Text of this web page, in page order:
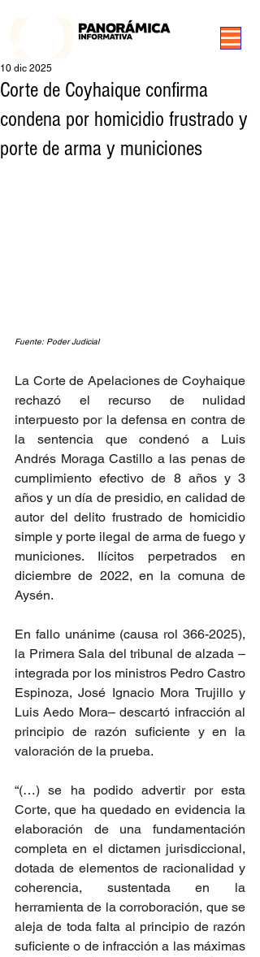
Corte de Coyhaique confirma
condena por homicidio frustrado y
porte de arma y municiones
10 dic 2025
Fuente: Poder Judicial
La Corte de Apelaciones de Coyhaique
rechazó el recurso de nulidad
interpuesto por la defensa en contra de
la sentencia que condenó a Luis
Andrés Moraga Castillo a las penas de
cumplimiento efectivo de 8 años y 3
años y un día de presidio, en calidad de
autor del delito frustrado de homicidio
simple y porte ilegal de arma de fuego y
municiones. Ilícitos perpetrados en
diciembre de 2022, en la comuna de
Aysén.
En fallo unánime (causa rol 366-2025),
la Primera Sala del tribunal de alzada –
integrada por los ministros Pedro Castro
Espinoza, José Ignacio Mora Trujillo y
Luis Aedo Mora– descartó infracción al
principio de razón suficiente y en la
valoración de la prueba.
“(…) se ha podido advertir por esta
Corte, que ha quedado en evidencia la
elaboración de una fundamentación
completa en el dictamen jurisdiccional,
dotada de elementos de racionalidad y
coherencia, sustentada en la
herramienta de la corroboración, que se
aleja de toda falta al principio de razón
suficiente o de infracción a las máximas